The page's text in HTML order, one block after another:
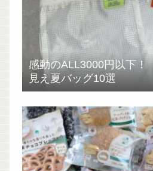
感動のALL3000円以下！
見え夏バッグ10選